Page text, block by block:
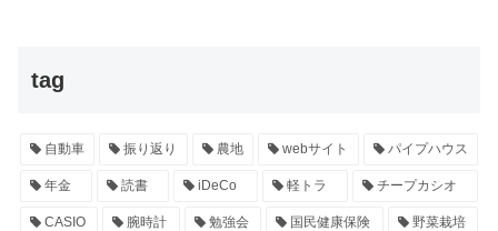
tag
自動車 振り返り 農地 webサイト パイプハウス
年金 読書 iDeCo 軽トラ チープカシオ
CASIO 腕時計 勉強会 国民健康保険 野菜栽培